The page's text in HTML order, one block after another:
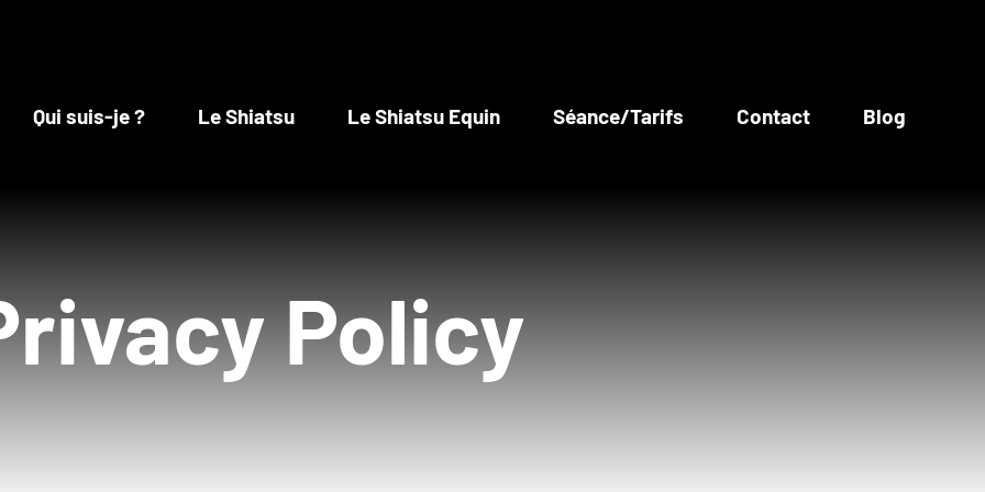
Qui suis-je ? Le Shiatsu Le Shiatsu Equin Séance/Tarifs Contact Blog
Policy